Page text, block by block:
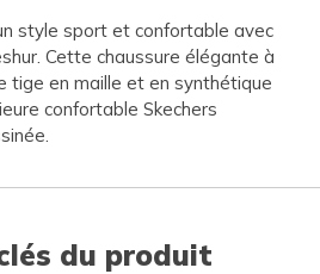
style sport et confortable avec
Cette chaussure élégante à
tige en maille et en synthétique
confortable Skechers
du produit